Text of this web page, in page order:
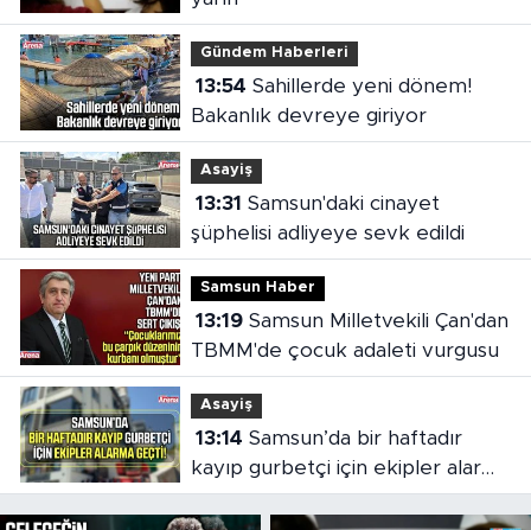
Gündem Haberleri
13:54
Bakanlık devreye giriyor
Asayiş
13:31
şüphelisi adliyeye sevk edildi
Samsun Haber
13:19Samsun Milletvekili Çan'dan
TBMM'de çocuk adaleti vurgusu
Asayiş
13:14
kayıp gurbetçi için ekipler alarma
geçti